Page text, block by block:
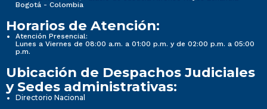
Bogotá - Colombia
Horarios de Atención:
Atención Presencial:
Lunes a Viernes de 08:00 a.m. a 01:00 p.m. y de 02:00 p.m. a 05:00
p.m.
Ubicación de Despachos Judiciales
y Sedes administrativas:
Directorio Nacional